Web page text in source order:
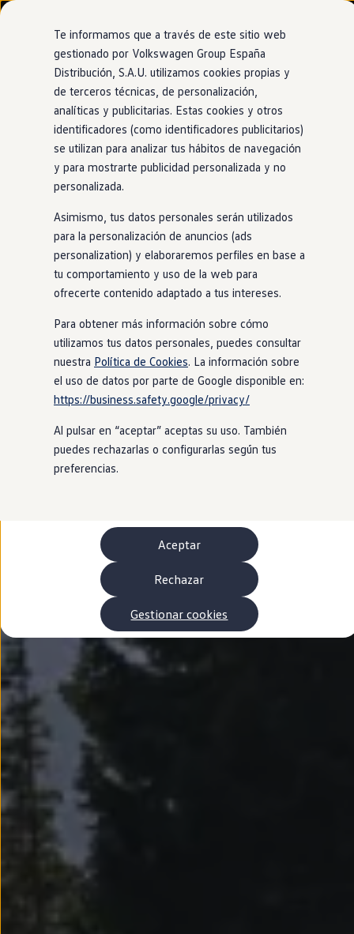
Ir
directamente
al contenido
Ir
directamente
al pie de
página
Nuevo ID. Cross
Vehículos Comerciales
Compra y ofertas
Volkswagen nuevo en stock
Volkswagen de ocasión
Financiación
My Renting
My Way
Seguros
Empresas
Autoescuelas
Eléctricos e híbridos
Más sobre híbridos
Plan Auto +
Etiquetas DGT
Simulador de autonomía, carga y ahorro
Carga y autonomía
Soluciones de carga
Tarifas de carga
Carga en casa
Modos de carga
Autonomía
Clientes y posventa
Club Volkswagen
Ofertas posventa
Beneficios Volkswagen
Asistencia en carretera
Servicios de movilidad
Garantía del fabricante
Buscar servicios para tu modelo
Volkswagen Apps, inicio de sesión y tienda
Conectar el móvil con el vehículo
Actualizaciones del software, los mapas y las
Mantenimiento y reparaciones
Revisiones e ITV
Aceite y líquidos del motor
Baterías
Frenos
Motor y chasis
Aire acondicionado y filtros
Accesorios y merchandising
Transporte
Entretenimiento
Personalización
Carga
Te informamos que a través de este sitio web
gestionado por Volkswagen Group España
Distribución, S.A.U. utilizamos cookies propias y
de terceros técnicas, de personalización,
analíticas y publicitarias. Estas cookies y otros
identificadores (como identificadores publicitarios)
se utilizan para analizar tus hábitos de navegación
y para mostrarte publicidad personalizada y no
personalizada.
Asimismo, tus datos personales serán utilizados
para la personalización de anuncios (ads
personalization) y elaboraremos perfiles en base a
tu comportamiento y uso de la web para
ofrecerte contenido adaptado a tus intereses.
Para obtener más información sobre cómo
utilizamos tus datos personales, puedes consultar
nuestra Política de Cookies. La información sobre
el uso de datos por parte de Google disponible en:
https://business.safety.google/privacy/
Al pulsar en “aceptar” aceptas su uso. También
puedes rechazarlas o configurarlas según tus
preferencias.
Aceptar
Rechazar
Gestionar cookies